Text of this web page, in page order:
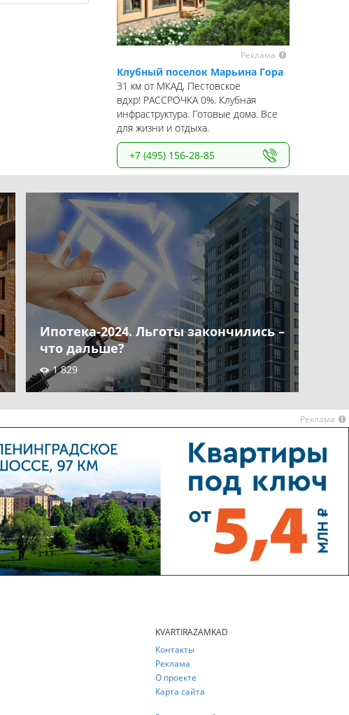
Реклама
Клубный поселок Марьина Гора
31 км от МКАД, Пестовское
вдхр! РАССРОЧКА 0%. Клубная
инфраструктура. Готовые дома. Все
для жизни и отдыха.
+7 (495) 156-28-85
Ипотека-2024. Льготы закончились –
что дальше?
1 829
Реклама
KVARTIRAZAMKAD
Контакты
Реклама
О проекте
Карта сайта